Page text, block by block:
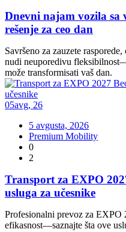
Dnevni najam vozila sa
rešenje za ceo dan
Savršeno za zauzete
nudi neuporedivu
može transformisati vaš dan.
05avg, 26
5 avgusta, 2026
Premium Mobility
0
2
Transport za EXPO
usluga za učesnike
Profesionalni prevoz za EXPO
efikasnost—saznajte šta ove